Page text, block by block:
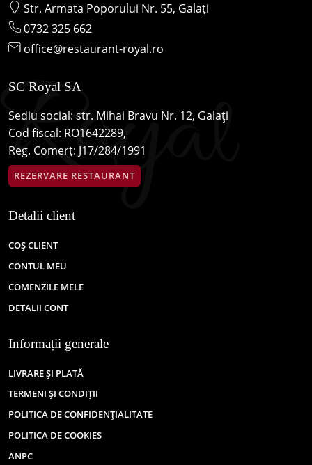
Detalii client
COȘ CLIENT
CONTUL MEU
COMENZILE MELE
DETALII CONT
Informații generale
LIVRARE ȘI PLATĂ
TERMENI ȘI CONDIȚII
POLITICA DE CONFIDENȚIALITATE
POLITICA DE COOKIES
ANPC
SC Royal SA
Sediu social: str. Mihai Bravu Nr. 12, Galați
Cod fiscal: RO1642289,
Reg. Comerț: J17/284/1991
REZERVARE RESTAURANT
Str. Armata Poporului Nr. 55, Galați
0732 325 662
office@restaurant-royal.ro